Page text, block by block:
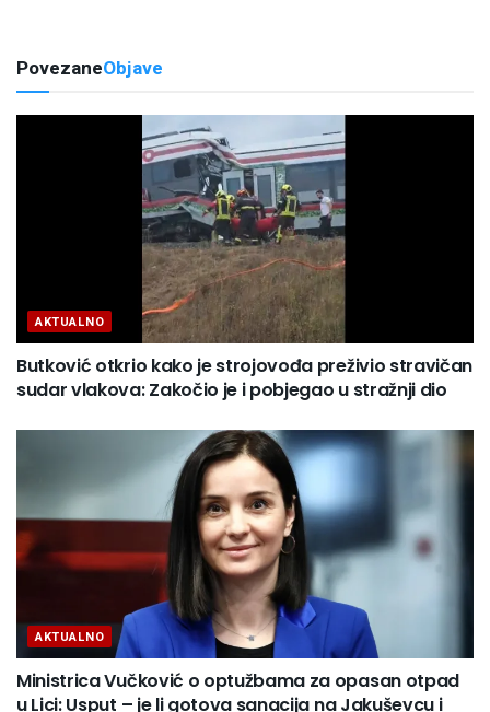
PovezaneObjave
AKTUALNO
Butković otkrio kako je strojovođa preživio stravičan
sudar vlakova: Zakočio je i pobjegao u stražnji dio
AKTUALNO
Ministrica Vučković o optužbama za opasan otpad
u Lici: Usput – je li gotova sanacija na Jakuševcu i